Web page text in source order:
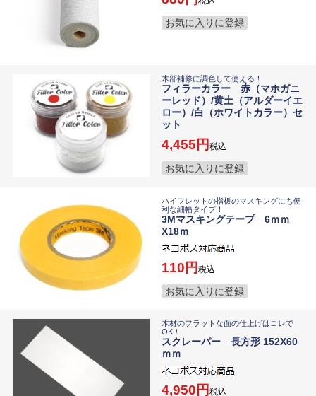
お気に入りに登録
木部補修に調色して使える！
フィラーカラー 赤（マホガニ
ーレッド）/黄土（アルダーイエ
ロー）/白（ホワイトカラー）セ
ット
4,455 税込
お気に入りに登録
ハイフレットの指板のマスキングにも便
利な細幅タイプ！
3Mマスキングテープ 6ｍｍ
X18ｍ
110 税込
お気に入りに登録
木材のフラットな面の仕上げはコレで
OK！
スクレーパー 長方形 152X60
ｍｍ
4,950 税込